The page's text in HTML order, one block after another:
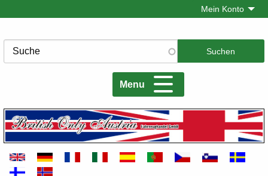
zum
Mein Konto
Suche
Menu